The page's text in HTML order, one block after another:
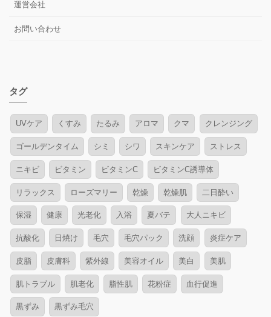
運営会社
お問い合わせ
タグ
UVケア くすみ たるみ アロマ クマ クレンジング
ゴールデンタイム シミ シワ スキンケア ストレス
ニキビ ビタミン ビタミンC ビタミンC誘導体
リラックス ローズマリー 乾燥 乾燥肌 二日酔い
保湿 健康 光老化 入浴 夏バテ 大人ニキビ
抗酸化 日焼け 毛穴 毛穴パック 洗顔 炎症ケア
皮脂 皮膚科 紫外線 美容オイル 美白 美肌
肌トラブル 肌老化 脂性肌 花粉症 血行促進
黒ずみ 黒ずみ毛穴